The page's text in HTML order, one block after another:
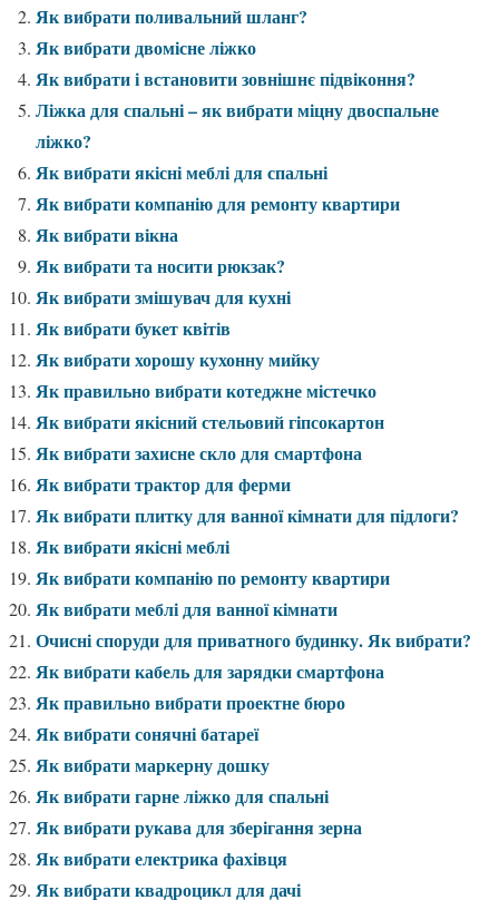
Як вибрати поливальний шланг?
Як вибрати двомісне ліжко
Як вибрати і встановити зовнішнє підвіконня?
Ліжка для спальні – як вибрати міцну двоспальне
ліжко?
Як вибрати якісні меблі для спальні
Як вибрати компанію для ремонту квартири
Як вибрати вікна
Як вибрати та носити рюкзак?
Як вибрати змішувач для кухні
Як вибрати букет квітів
Як вибрати хорошу кухонну мийку
Як правильно вибрати котеджне містечко
Як вибрати якісний стельовий гіпсокартон
Як вибрати захисне скло для смартфона
Як вибрати трактор для ферми
Як вибрати плитку для ванної кімнати для підлоги?
Як вибрати якісні меблі
Як вибрати компанію по ремонту квартири
Як вибрати меблі для ванної кімнати
Очисні споруди для приватного будинку. Як вибрати?
Як вибрати кабель для зарядки смартфона
Як правильно вибрати проектне бюро
Як вибрати сонячні батареї
Як вибрати маркерну дошку
Як вибрати гарне ліжко для спальні
Як вибрати рукава для зберігання зерна
Як вибрати електрика фахівця
Як вибрати квадроцикл для дачі